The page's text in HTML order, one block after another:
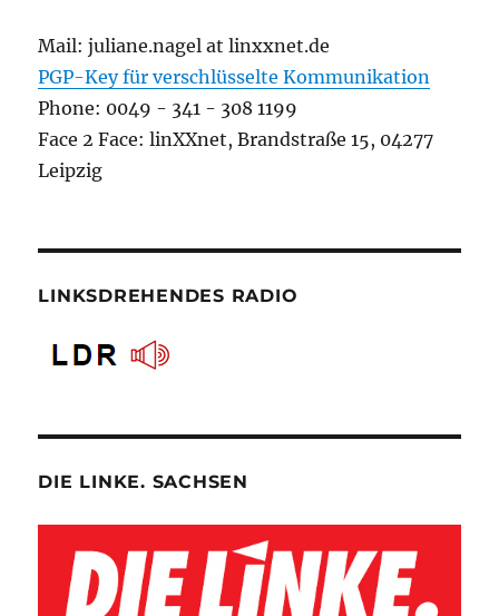
Mail: juliane.nagel at linxxnet.de
PGP-Key für verschlüsselte Kommunikation
Phone: 0049 - 341 - 308 1199
Face 2 Face: linXXnet, Brandstraße 15, 04277
Leipzig
LINKSDREHENDES RADIO
DIE LINKE. SACHSEN